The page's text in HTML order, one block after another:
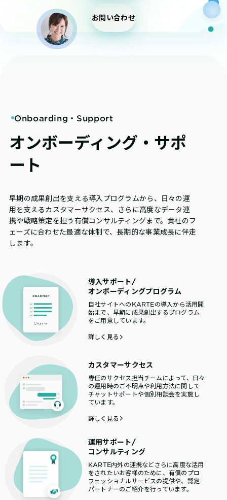
お問い合わせ
Onboarding・Support
オンボーディング・サポ
ート
早期の成果創出を支える導入プログラムから、日々の運
用を支えるカスタマーサクセス、さらに高度なデータ連
携や戦略策定を担う有償コンサルティングまで。貴社のフ
ェーズに合わせた最適な体制で、長期的な事業成長に伴走
します。
導入サポート/
オンボーディングプログラム
自社サイトへのKARTEの導入から活用開
始まで、早期に成果創出するプログラム
をご用意しています。
詳しく見る
カスタマーサクセス
専任のサクセス担当チームによって、日々
の運用時のご不明点や利用方法に関して
チャットサポートや個別相談会を実施し
ています。
詳しく見る
運用サポート/
コンサルティング
KARTE内外の連携などさらに高度な活用
をされたいお客様のために、有償のプロ
フェッショナルサービスの提供や、認定
パートナーのご紹介を行っています。